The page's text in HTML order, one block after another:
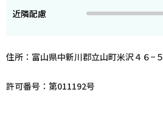
近隣配慮
住所：富山県中新川郡立山町米沢４６−５
許可番号：第011192号